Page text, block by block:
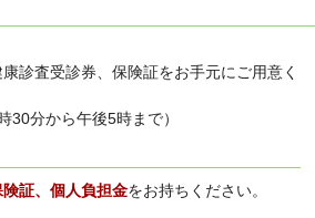
診査受診券、保険証をお手元にご用意く
30分から午後5時まで）
証、個人負担金をお持ちください。